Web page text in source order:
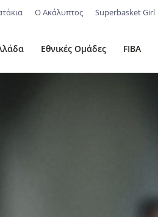
Ο Ακάλυπτος Superbasket Girl
Εθνικές Ομάδες FIBA